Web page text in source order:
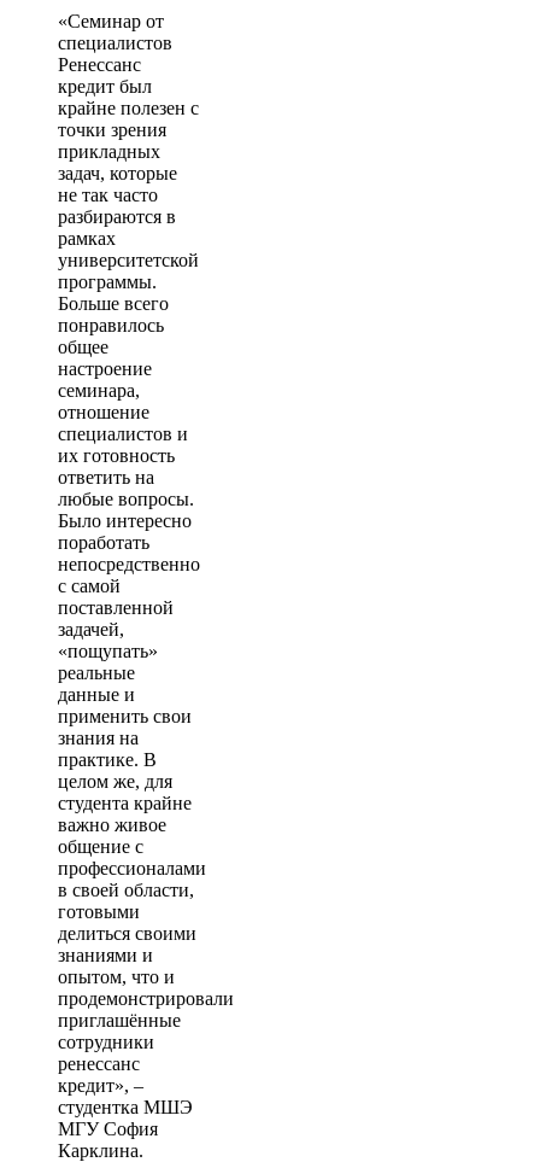
«Семинар от
специалистов
Ренессанс
кредит был
крайне полезен с
точки зрения
прикладных
задач, которые
не так часто
разбираются в
рамках
университетской
программы.
Больше всего
понравилось
общее
настроение
семинара,
отношение
специалистов и
их готовность
ответить на
любые вопросы.
Было интересно
поработать
непосредственно
с самой
поставленной
задачей,
«пощупать»
реальные
данные и
применить свои
знания на
практике. В
целом же, для
студента крайне
важно живое
общение с
профессионалами
в своей области,
готовыми
делиться своими
знаниями и
опытом, что и
продемонстрировали
приглашённые
сотрудники
ренессанс
кредит», –
студентка МШЭ
МГУ София
Карклина.